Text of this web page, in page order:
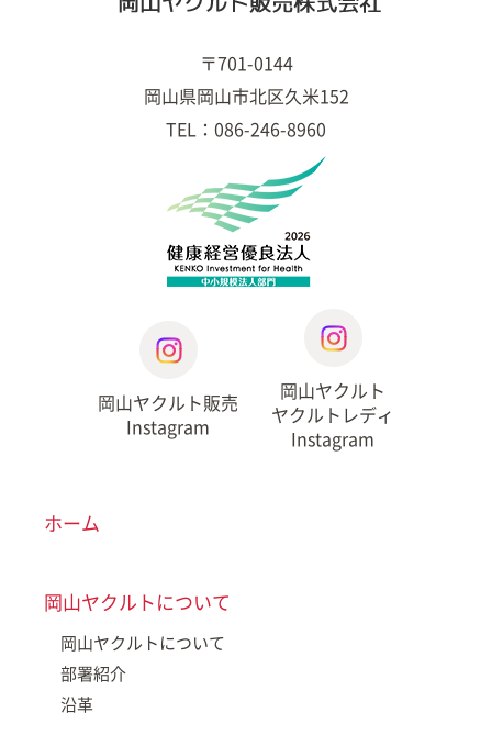
〒701-0144
岡山県岡山市北区久米152
TEL：086-246-8960
岡山ヤクルト販売
Instagram
岡山ヤクルト
ヤクルトレディ
Instagram
ホーム
岡山ヤクルトについて
岡山ヤクルトについて
部署紹介
沿革